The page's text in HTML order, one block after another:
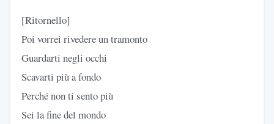
[Ritornello]
Poi vorrei rivedere un tramonto
Guardarti negli occhi
Scavarti più a fondo
Perché non ti sento più
Sei la fine del mondo